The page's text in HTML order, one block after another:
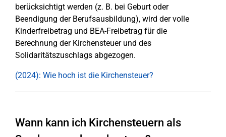
berücksichtigt werden (z. B. bei Geburt oder
Beendigung der Berufsausbildung), wird der volle
Kinderfreibetrag und BEA-Freibetrag für die
Berechnung der Kirchensteuer und des
Solidaritätszuschlags abgezogen.
(2024): Wie hoch ist die Kirchensteuer?
Wann kann ich Kirchensteuern als